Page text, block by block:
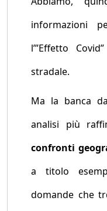
informazioni
l’”Effetto
stradale.
Ma la banca
analisi più
confronti
a titolo
domande che